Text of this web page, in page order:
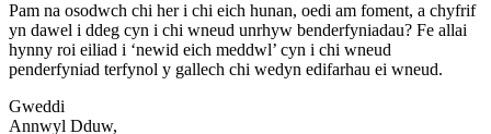
Pam na osodwch chi her i chi eich hunan, oedi am foment, a chyfrif
yn dawel i ddeg cyn i chi wneud unrhyw benderfyniadau? Fe allai
hynny roi eiliad i ‘newid eich meddwl’ cyn i chi wneud
penderfyniad terfynol y gallech chi wedyn edifarhau ei wneud.
Gweddi
Annwyl Dduw,